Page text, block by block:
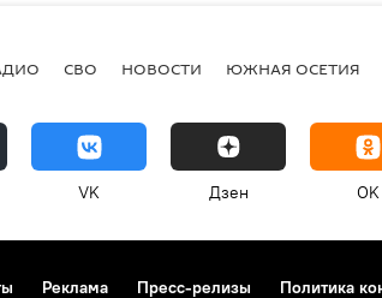
СВО НОВОСТИ ЮЖНАЯ ОСЕТИЯ
VK Дзен OK
Реклама Пресс-релизы Политика